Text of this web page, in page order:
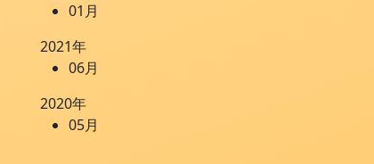
01月
2021年
06月
2020年
05月